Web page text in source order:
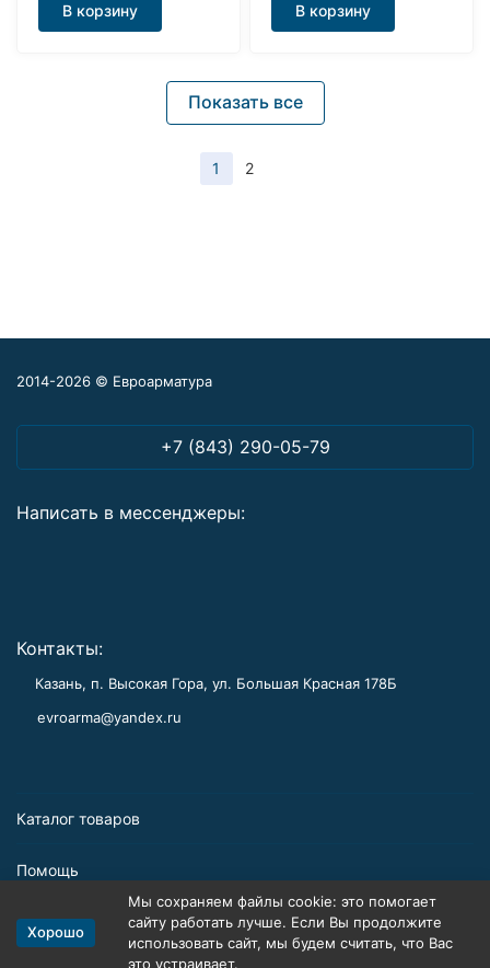
В корзину В корзину
Показать все
1 2
2014-2026 © Евроарматура
+7 (843) 290-05-79
Написать в мессенджеры:
Контакты:
Казань, п. Высокая Гора, ул. Большая Красная 178Б
evroarma@yandex.ru
Каталог товаров
Помощь
Информация
Хорошо
Мы сохраняем файлы cookie: это помогает
сайту работать лучше. Если Вы продолжите
использовать сайт, мы будем считать, что Вас
это устраивает.